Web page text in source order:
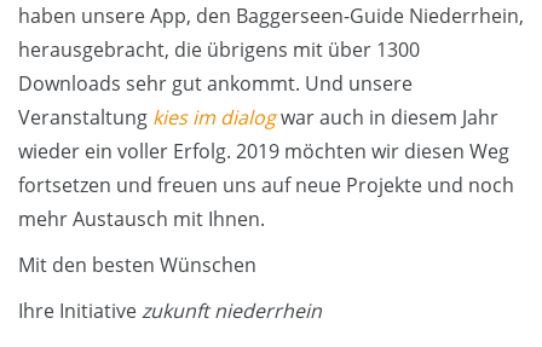
haben unsere App, den Baggerseen-Guide Niederrhein,
herausgebracht, die übrigens mit über 1300
Downloads sehr gut ankommt. Und unsere
Veranstaltung kies im dialogwar auch in diesem Jahr
wieder ein voller Erfolg. 2019 möchten wir diesen Weg
fortsetzen und freuen uns auf neue Projekte und noch
mehr Austausch mit Ihnen.
Mit den besten Wünschen
Ihre Initiativezukunft niederrhein